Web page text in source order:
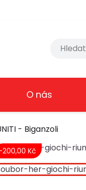
O nás
- Biganzoli
Kč